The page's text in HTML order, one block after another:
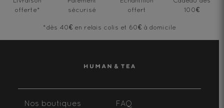
offerte*
sécurisé
offert
100€
*dès 40€ en relais colis et 60€ à domicile
Nos boutiques
FAQ